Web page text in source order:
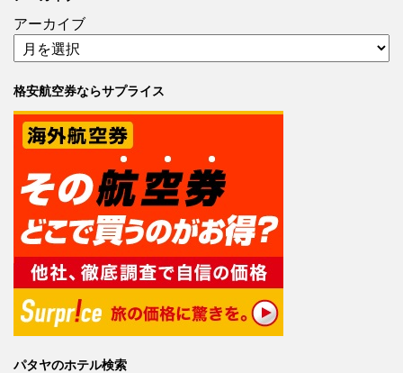
アーカイブ
格安航空券ならサプライス
パタヤのホテル検索